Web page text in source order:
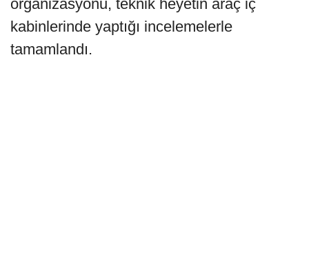
organizasyonu, teknik heyetin araç iç
kabinlerinde yaptığı incelemelerle
tamamlandı.